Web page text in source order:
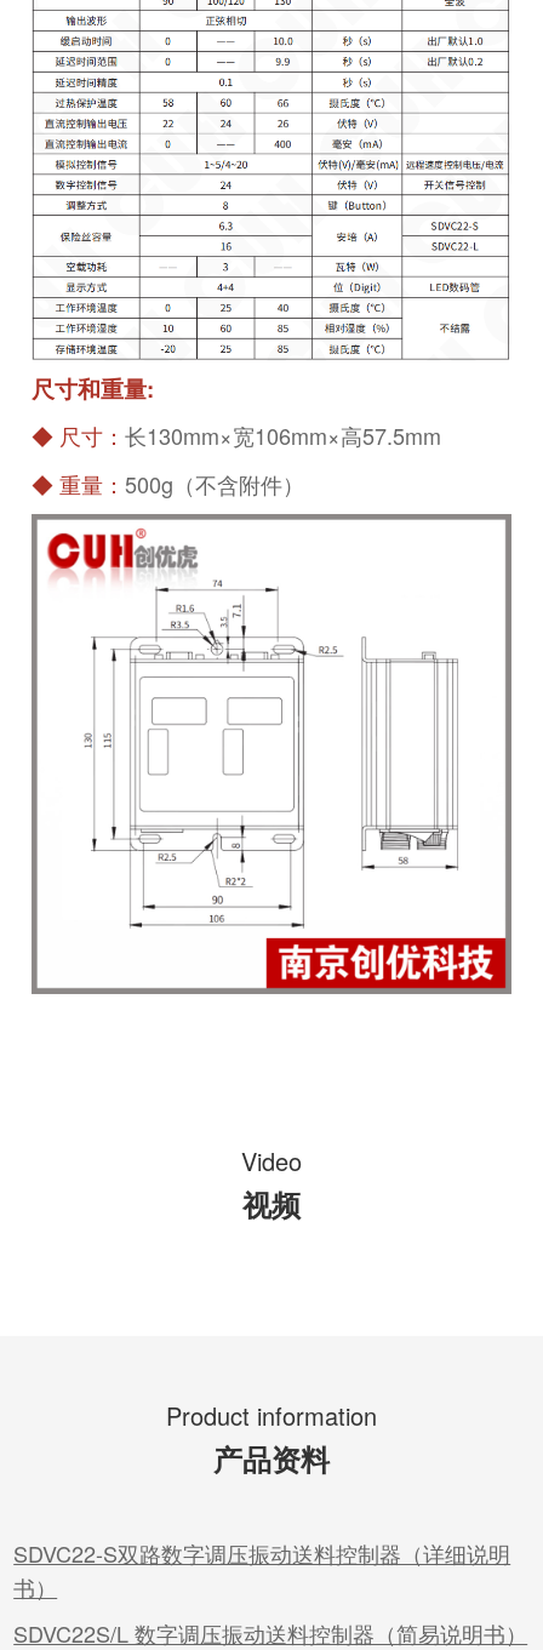
尺寸和重量:
◆ 尺寸：长130mm×宽106mm×高57.5mm
◆ 重量：500g（不含附件）
Video
视频
Product information
产品资料
SDVC22-S双路数字调压振动送料控制器（详细说明
书）
SDVC22S/L 数字调压振动送料控制器（简易说明书）